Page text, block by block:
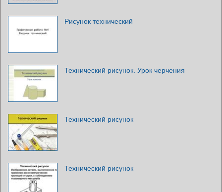
Рисунок технический
Технический рисунок. Урок черчения
Технический рисунок
Технический рисунок